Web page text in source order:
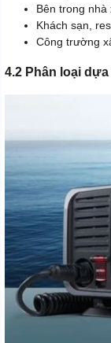
Bên trong nhà
Khách sạn,
Công trường
4.2 Phân loại